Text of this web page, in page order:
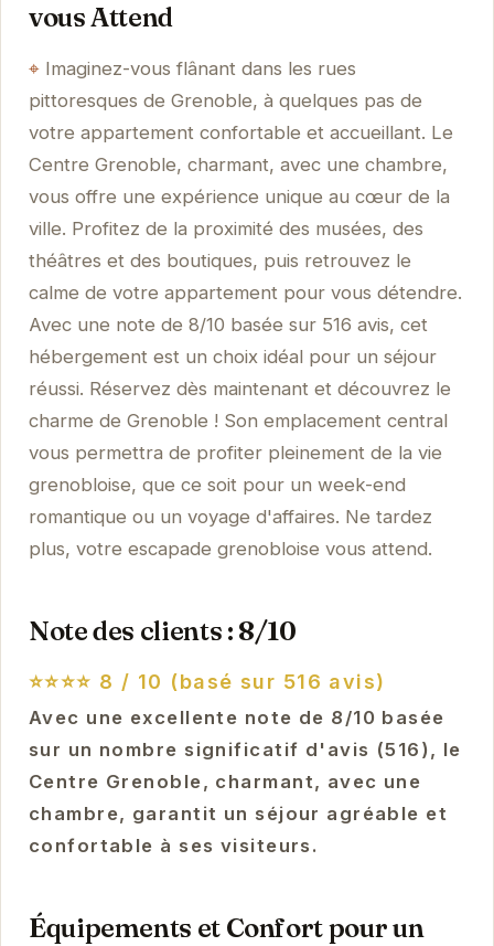
vous Attend
Imaginez-vous flânant dans les rues
pittoresques de Grenoble, à quelques pas de
votre appartement confortable et accueillant. Le
Centre Grenoble, charmant, avec une chambre,
vous offre une expérience unique au cœur de la
ville. Profitez de la proximité des musées, des
théâtres et des boutiques, puis retrouvez le
calme de votre appartement pour vous détendre.
Avec une note de 8/10 basée sur 516 avis, cet
hébergement est un choix idéal pour un séjour
réussi. Réservez dès maintenant et découvrez le
charme de Grenoble ! Son emplacement central
vous permettra de profiter pleinement de la vie
grenobloise, que ce soit pour un week-end
romantique ou un voyage d'affaires. Ne tardez
plus, votre escapade grenobloise vous attend.
Note des clients : 8/10
⭐⭐⭐⭐ 8 / 10 (basé sur 516 avis)
Avec une excellente note de 8/10 basée
sur un nombre significatif d'avis (516), le
Centre Grenoble, charmant, avec une
chambre, garantit un séjour agréable et
confortable à ses visiteurs.
Équipements et Confort pour un